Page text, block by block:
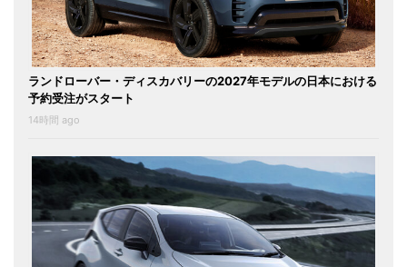
ランドローバー・ディスカバリーの2027年モデルの日本における
予約受注がスタート
14時間 ago